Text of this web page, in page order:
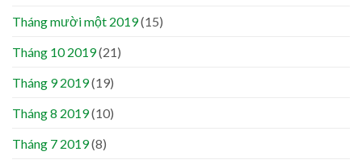
Tháng mười một 2019(15)
Tháng 10 2019(21)
Tháng 9 2019(19)
Tháng 8 2019(10)
Tháng 7 2019(8)